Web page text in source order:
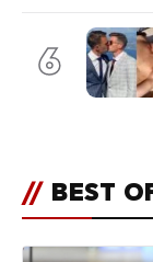
6
// BEST